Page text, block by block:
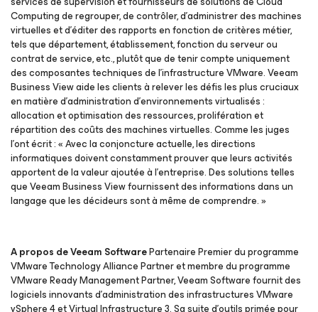
Computing de regrouper, de contrôler, d’administrer des machines
virtuelles et d’éditer des rapports en fonction de critères métier,
tels que département, établissement, fonction du serveur ou
contrat de service, etc., plutôt que de tenir compte uniquement
des composantes techniques de l’infrastructure VMware. Veeam
Business View aide les clients à relever les défis les plus cruciaux
en matière d’administration d’environnements virtualisés :
allocation et optimisation des ressources, prolifération et
répartition des coûts des machines virtuelles. Comme les juges
l’ont écrit : « Avec la conjoncture actuelle, les directions
informatiques doivent constamment prouver que leurs activités
apportent de la valeur ajoutée à l’entreprise. Des solutions telles
que Veeam Business View fournissent des informations dans un
langage que les décideurs sont à même de comprendre. »
A propos de Veeam SoftwarePartenaire Premier du programme
VMware Technology Alliance Partner et membre du programme
VMware Ready Management Partner, Veeam Software fournit des
logiciels innovants d’administration des infrastructures VMware